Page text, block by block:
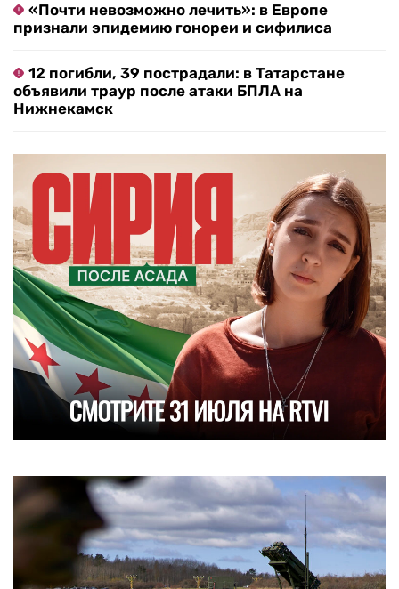
«Почти невозможно лечить»: в Европе
признали эпидемию гонореи и сифилиса
12 погибли, 39 пострадали: в Татарстане
объявили траур после атаки БПЛА на
Нижнекамск